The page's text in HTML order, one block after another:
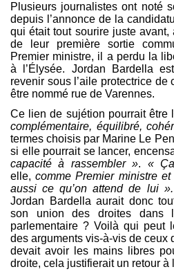
Plusieurs journalistes ont noté
depuis l’annonce de la
qui était tout sourire juste avant,
de leur première sortie
Premier ministre, il a perdu la
à l’Élysée. Jordan Bardella
revenir sous l’aile protectrice
être nommé rue de Varennes.
Ce lien de sujétion pourrait être
complémentaire, équilibré,
termes choisis par Marine Le
si elle pourrait se lancer,
capacité à rassembler ». «
elle, comme Premier ministre
aussi ce qu’on attend de lui ».
Jordan Bardella aurait donc
son union des droites dans
parlementaire ? Voilà qui peut
des arguments vis-à-vis de ceux
devait avoir les mains libres
droite, cela justifierait un retour à